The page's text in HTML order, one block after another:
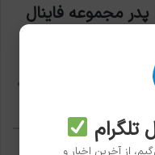
مجموعه فاینال
بیشتر به خاطر خلق مجموعه
تلگرام
از آخرین اخبار و